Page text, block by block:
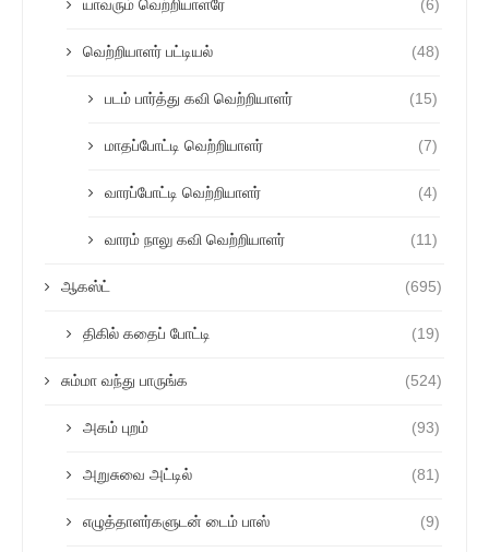
யாவரும் வெற்றியாளரே (6)
வெற்றியாளர் பட்டியல் (48)
படம் பார்த்து கவி வெற்றியாளர் (15)
மாதப்போட்டி வெற்றியாளர் (7)
வாரப்போட்டி வெற்றியாளர் (4)
வாரம் நாலு கவி வெற்றியாளர் (11)
ஆகஸ்ட் (695)
திகில் கதைப் போட்டி (19)
சும்மா வந்து பாருங்க (524)
அகம் புறம் (93)
அறுசுவை அட்டில் (81)
எழுத்தாளர்களுடன் டைம் பாஸ் (9)